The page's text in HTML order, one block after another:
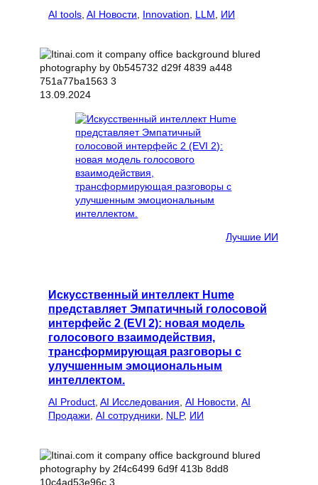
AI tools, AI Новости, Innovation, LLM, ИИ
13.09.2024
Лучшие ИИ
Искусственный интеллект Hume
представляет Эмпатичный голосовой
интерфейс 2 (EVI 2): новая модель
голосового взаимодействия,
трансформирующая разговоры с
улучшенным эмоциональным
интеллектом.
AI Product, AI Исследования, AI Новости, AI
Продажи, AI сотрудники, NLP, ИИ